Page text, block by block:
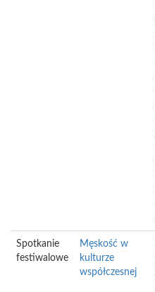
Spotkanie
festiwalowe
Męskość w
kulturze
współczesnej